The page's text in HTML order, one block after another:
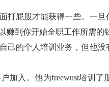
打屁股才能获得一些。一
赚到你开始全职工作所需的
己的个人培训业务，但他没
加入。他为freewust培训